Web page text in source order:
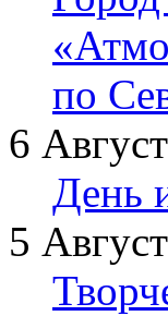
по
6
День
5